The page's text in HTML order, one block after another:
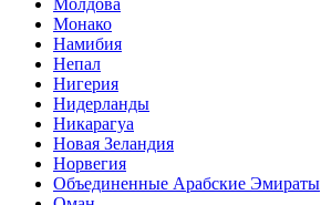
Монако
Намибия
Непал
Нигерия
Нидерланды
Никарагуа
Новая Зеландия
Норвегия
Объединенные Арабские Эмираты